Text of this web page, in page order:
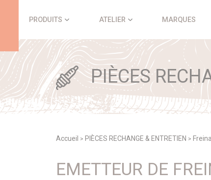
PRODUITS ATELIER MARQUES
PIÈCES
Accueil > PIÈCES RECHANGE & ENTRETIEN >
EMETTEUR DE